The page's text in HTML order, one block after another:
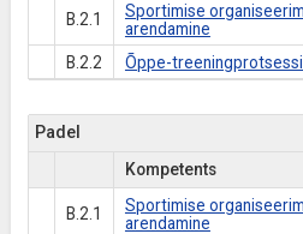
B.2.1
Sportimise
arendamine
B.2.2 Õppe-
Padel
Kompetents
B.2.1
Sportimise
arendamine